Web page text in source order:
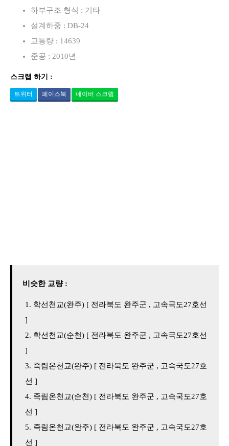
하부구조 형식 : 기타
설계하중 : DB-24
교통량 : 14639
준공 : 2010년
스크랩 하기 :
트위터 페이스북 네이버 스크랩
비슷한 교량 :
학선천교(완주) [ 전라북도 완주군 , 고속국도27호선
]
학선천교(순천) [ 전라북도 완주군 , 고속국도27호선
]
죽림온천교(완주) [ 전라북도 완주군 , 고속국도27호
선 ]
죽림온천교(순천) [ 전라북도 완주군 , 고속국도27호
선 ]
죽림온천교(완주) [ 전라북도 완주군 , 고속국도27호
선 ]